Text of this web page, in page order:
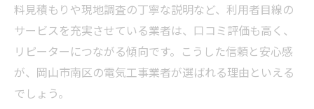
料見積もりや現地調査の丁寧な説明など、利用者目線の
サービスを充実させている業者は、口コミ評価も高く、
リピーターにつながる傾向です。こうした信頼と安心感
が、岡山市南区の電気工事業者が選ばれる理由といえる
でしょう。